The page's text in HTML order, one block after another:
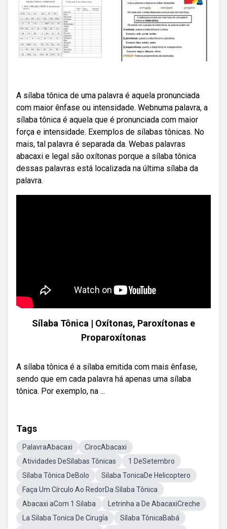
A sílaba tônica de uma palavra é aquela pronunciada
com maior ênfase ou intensidade. Webnuma palavra, a
sílaba tônica é aquela que é pronunciada com maior
força e intensidade. Exemplos de sílabas tônicas. No
mais, tal palavra é separada da. Webas palavras
abacaxi e legal são oxítonas porque a sílaba tônica
dessas palavras está localizada na última sílaba da
palavra.
Sílaba Tônica | Oxítonas, Paroxítonas e
Proparoxítonas
A sílaba tônica é a sílaba emitida com mais ênfase,
sendo que em cada palavra há apenas uma sílaba
tônica. Por exemplo, na ...
Tags
PalavraAbacaxi
CirocAbacaxi
Atividades DeSílabas Tônicas
1 DeSetembro
Sílaba Tônica DeBolo
Silaba TonicaDe Helicoptero
Faça Um Círculo Ao RedorDa Sílaba Tônica
Abacaxi aCom 1 Silaba
Letrinha a De AbacaxiCreche
La Silaba Tonica De Cirugía
Sílaba TônicaBabá